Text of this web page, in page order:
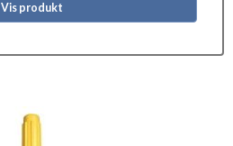
Vis produkt